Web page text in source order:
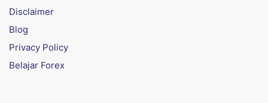
Disclaimer
Blog
Privacy Policy
Belajar Forex